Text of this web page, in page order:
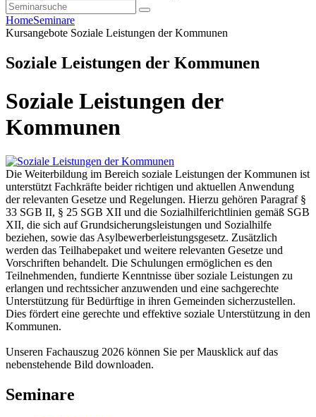
HomeSeminare
Kursangebote Soziale Leistungen der Kommunen
Soziale Leistungen der Kommunen
Soziale Leistungen der
Kommunen
Die Weiterbildung im Bereich soziale Leistungen der Kommunen ist
unterstützt Fachkräfte beider richtigen und aktuellen Anwendung
der relevanten Gesetze und Regelungen. Hierzu gehören Paragraf §
33 SGB II, § 25 SGB XII und die Sozialhilferichtlinien gemäß SGB
XII, die sich auf Grundsicherungsleistungen und Sozialhilfe
beziehen, sowie das Asylbewerberleistungsgesetz. Zusätzlich
werden das Teilhabepaket und weitere relevanten Gesetze und
Vorschriften behandelt. Die Schulungen ermöglichen es den
Teilnehmenden, fundierte Kenntnisse über soziale Leistungen zu
erlangen und rechtssicher anzuwenden und eine sachgerechte
Unterstützung für Bedürftige in ihren Gemeinden sicherzustellen.
Dies fördert eine gerechte und effektive soziale Unterstützung in den
Kommunen.
Unseren Fachauszug 2026 können Sie per Mausklick auf das
nebenstehende Bild downloaden.
Seminare